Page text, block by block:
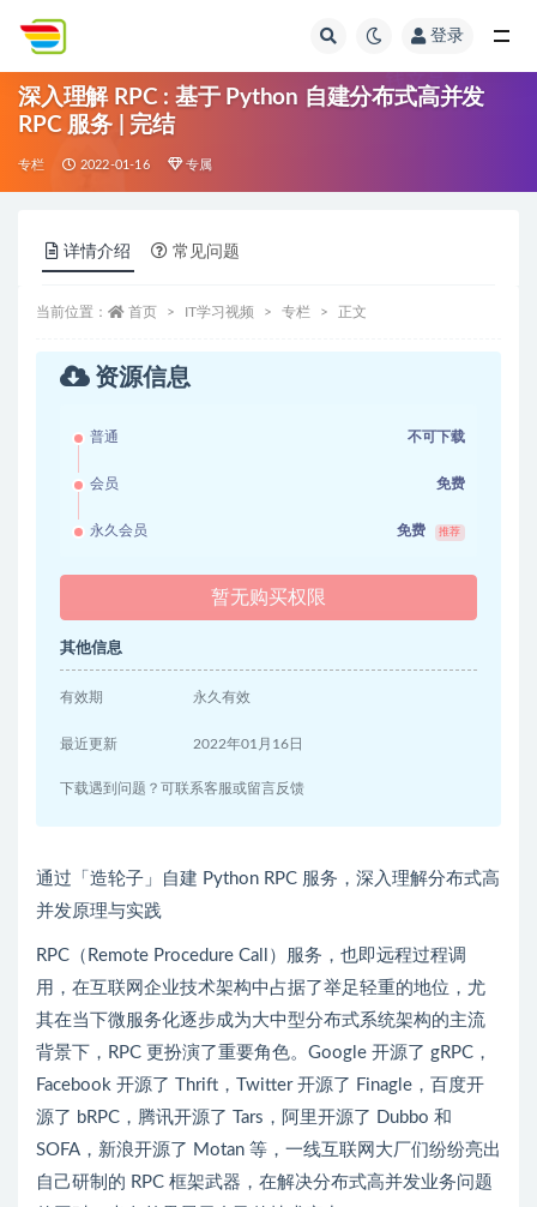
登录
深入理解 RPC : 基于 Python 自建分布式高并发
RPC 服务 | 完结
专栏 2022-01-16 专属
详情介绍 常见问题
当前位置： 首页 IT学习视频 专栏 正文
资源信息
普通 不可下载
会员 免费
永久会员 免费 推荐
暂无购买权限
其他信息
有效期 永久有效
最近更新 2022年01月16日
下载遇到问题？可联系客服或留言反馈
通过「造轮子」自建 Python RPC 服务，深入理解分布式高
并发原理与实践
RPC（Remote Procedure Call）服务，也即远程过程调
用，在互联网企业技术架构中占据了举足轻重的地位，尤
其在当下微服务化逐步成为大中型分布式系统架构的主流
背景下，RPC 更扮演了重要角色。Google 开源了 gRPC，
Facebook 开源了 Thrift，Twitter 开源了 Finagle，百度开
源了 bRPC，腾讯开源了 Tars，阿里开源了 Dubbo 和
SOFA，新浪开源了 Motan 等，一线互联网大厂们纷纷亮出
自己研制的 RPC 框架武器，在解决分布式高并发业务问题